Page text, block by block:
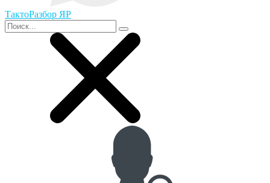
ТактоРазбор ЯР